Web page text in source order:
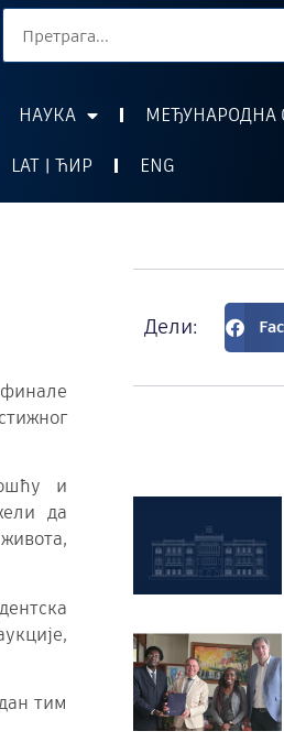
НАУКА МЕЂУНАРОДНА
LAT | ЋИР
ENG
и
да
тим
Дели: